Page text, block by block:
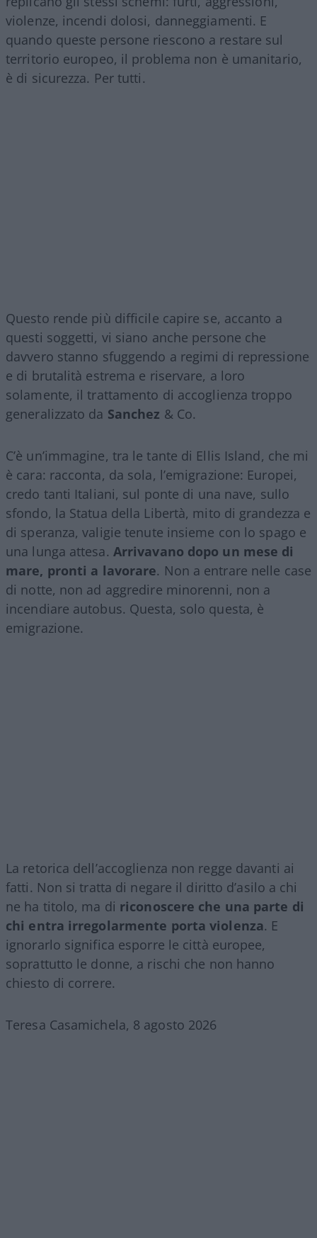
violenze, incendi dolosi, danneggiamenti. E
quando queste persone riescono a restare sul
territorio europeo, il problema non è umanitario,
è di sicurezza. Per tutti.
Questo rende più difficile capire se, accanto a
questi soggetti, vi siano anche persone che
davvero stanno sfuggendo a regimi di repressione
e di brutalità estrema e riservare, a loro
solamente, il trattamento di accoglienza troppo
generalizzato da Sanchez & Co.
C’è un’immagine, tra le tante di Ellis Island, che mi
è cara: racconta, da sola, l’emigrazione: Europei,
credo tanti Italiani, sul ponte di una nave, sullo
sfondo, la Statua della Libertà, mito di grandezza e
di speranza, valigie tenute insieme con lo spago e
una lunga attesa. Arrivavano dopo un mese di
mare, pronti a lavorare. Non a entrare nelle case
di notte, non ad aggredire minorenni, non a
incendiare autobus. Questa, solo questa, è
emigrazione.
La retorica dell’accoglienza non regge davanti ai
fatti. Non si tratta di negare il diritto d’asilo a chi
ne ha titolo, ma di riconoscere che una parte di
chi entra irregolarmente porta violenza. E
ignorarlo significa esporre le città europee,
soprattutto le donne, a rischi che non hanno
chiesto di correre.
Teresa Casamichela, 8 agosto 2026